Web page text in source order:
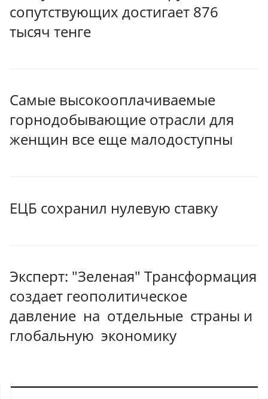
сопутствующих достигает 876
тысяч тенге
Самые высокооплачиваемые
горнодобывающие отрасли для
женщин все еще малодоступны
ЕЦБ сохранил нулевую ставку
Эксперт: "Зеленая" Трансформация
создает геополитическое
давление на отдельные страны и
глобальную экономику